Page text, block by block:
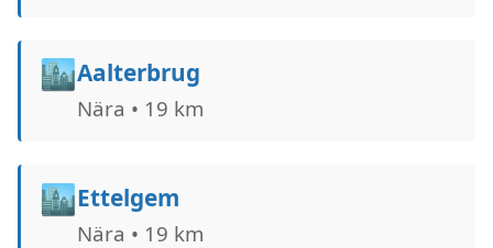
🏙️Aalterbrug
Nära • 19 km
🏙️Ettelgem
Nära • 19 km